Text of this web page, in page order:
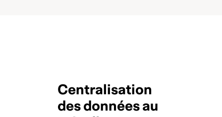
Centralisation
des données au